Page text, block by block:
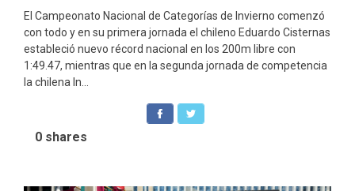
El Campeonato Nacional de Categorías de Invierno comenzó
con todo y en su primera jornada el chileno Eduardo Cisternas
estableció nuevo récord nacional en los 200m libre con
1:49.47, mientras que en la segunda jornada de competencia
la chilena In...
0 shares